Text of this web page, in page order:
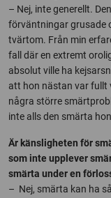
– Nej, inte generellt.
förväntningar grusade
tvärtom. Från min
fall där en extremt
absolut ville ha
att hon nästan var
några större
inte alls den smärta
Är känsligheten för
som inte upplever
smärta under en
– Nej, smärta kan ha